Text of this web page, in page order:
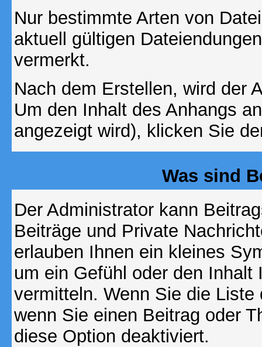
Nur bestimmte Arten von
aktuell gültigen
vermerkt.
Nach dem Erstellen, wird der
Um den Inhalt des Anhangs
angezeigt wird), klicken Sie
Was sind
Der Administrator kann
Beiträge und Private
erlauben Ihnen ein kleines
um ein Gefühl oder den
vermitteln. Wenn Sie die
wenn Sie einen Beitrag oder
diese Option deaktiviert.